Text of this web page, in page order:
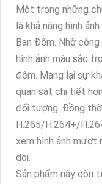
Một trong những
là khả năng hình
Ban Ðêm. Nhờ
hình ảnh màu sắc
đêm. Mang lại sự
quan sát chi tiết
đối tượng. Đồng
H.265/H.264+/
xem hình ảnh mượt
dõi.
Sản phẩm này còn